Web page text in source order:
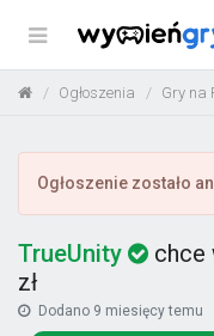
Menu
Ogłoszenia Gry na
Ogłoszenie zostało
TrueUnity
chce
zł
Dodano 9 miesięcy temu